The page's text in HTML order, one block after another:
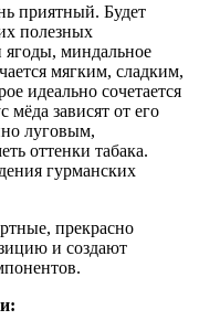
приятный. Будет
полезных
ягоды, миндальное
мягким, сладким,
идеально сочетается
зависят от его
луговым,
оттенки табака.
гурманских
прекрасно
и создают